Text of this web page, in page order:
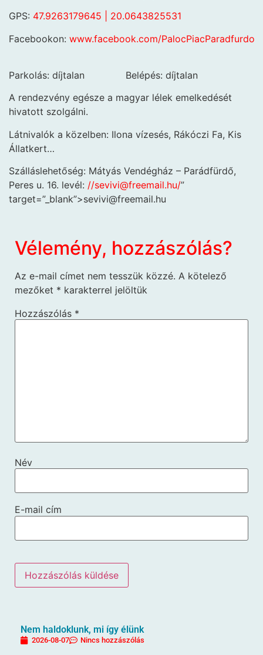
GPS: 47.9263179645 | 20.0643825531
Facebookon: www.facebook.com/PalocPiacParadfurdo
Parkolás: díjtalan Belépés: díjtalan
A rendezvény egésze a magyar lélek emelkedését
hivatott szolgálni.
Látnivalók a közelben: Ilona vízesés, Rákóczi Fa, Kis
Állatkert…
Szálláslehetőség: Mátyás Vendégház – Parádfürdő,
Peres u. 16. levél: //sevivi@freemail.hu/”
target=”_blank”>sevivi@freemail.hu
Vélemény, hozzászólás?
Az e-mail címet nem tesszük közzé. A kötelező
mezőket * karakterrel jelöltük
Hozzászólás *
Név
E-mail cím
Nem haldoklunk, mi így élünk
2026-08-07 Nincs hozzászólás